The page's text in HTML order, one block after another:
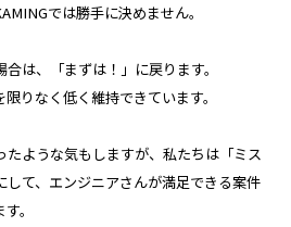
では勝手に決めません。
は、「まずは！」に戻ります。
りなく低く維持できています。
たような気もしますが、私たちは「ミス
して、エンジニアさんが満足できる案件
。